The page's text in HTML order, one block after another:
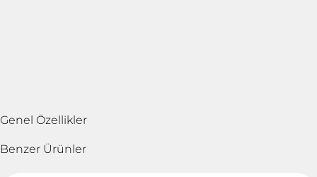
Genel Özellikler
Benzer Ürünler